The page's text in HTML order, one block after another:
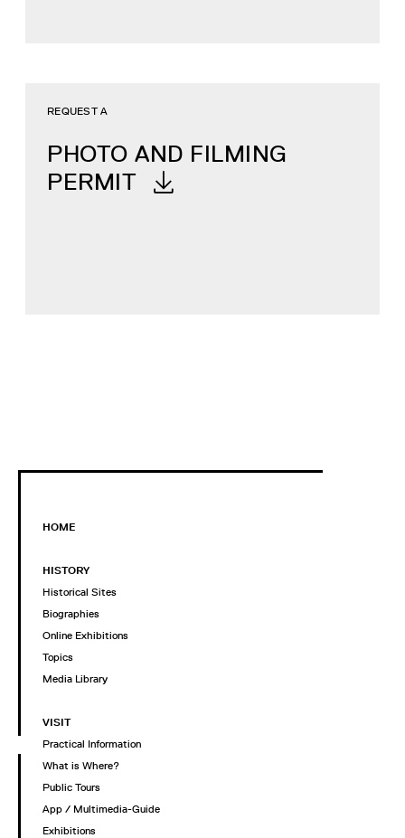
PHOTO AND FILMING
PERMIT
REQUEST A
HOME
HISTORY
Historical Sites
Biographies
Online Exhibitions
Topics
Media Library
VISIT
Practical Information
What is Where?
Public Tours
App / Multimedia-Guide
Exhibitions